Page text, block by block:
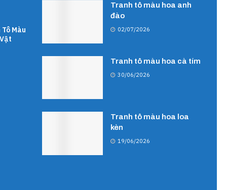
Màu
Tranh tô màu hoa anh
đào
02/07/2026
Tranh tô màu hoa cà tím
30/06/2026
Tranh tô màu hoa loa
kèn
19/06/2026